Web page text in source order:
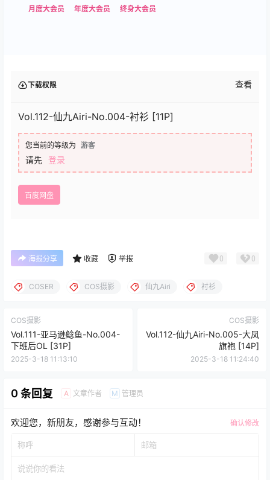
月度大会员
年度大会员 终身大会员
下载权限 查看
Vol.112-仙九Airi-No.004-衬衫 [11P]
您当前的等级为 游客
请先 登录
百度网盘
海报分享 收藏 举报 0 0
COSER COS摄影 仙九Airi 衬衫
COS摄影
Vol.111-亚马逊鲶鱼-No.004-
下班后OL [31P]
2025-3-18 11:13:10
COS摄影
Vol.112-仙九Airi-No.005-大凤
旗袍 [14P]
2025-3-18 11:24:40
0 条回复 A 文章作者 M 管理员
欢迎您，新朋友，感谢参与互动！ 确认修改